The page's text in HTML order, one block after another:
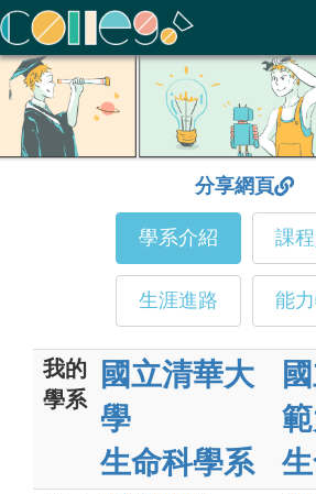
ColleGo! 大學選才與高中育才輔助系統
分享網頁
學系介紹 課
生涯進路 能
我的
學系
國立清華大
學
生命科學系